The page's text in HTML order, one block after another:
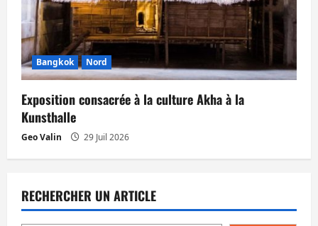
Bangkok Nord
Exposition consacrée à la culture Akha à la
Kunsthalle
Geo Valin 29 Juil 2026
RECHERCHER UN ARTICLE